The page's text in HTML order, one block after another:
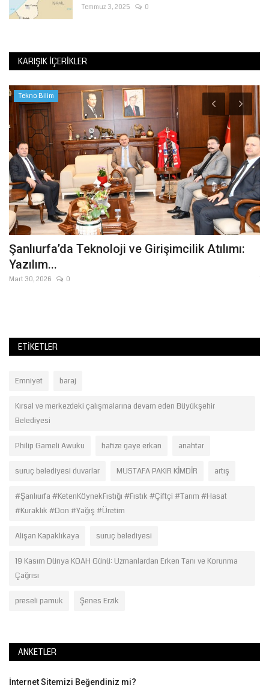
Temmuz 3, 2025 0
KARIŞIK İÇERIKLER
Tekno Bilim
Şanlıurfa’da Teknoloji ve Girişimcilik Atılımı:
Yazılım...
Mart 30, 2026 0
ETIKETLER
Emniyet baraj
Kırsal ve merkezdeki çalışmalarına devam eden Büyükşehir
Belediyesi
Philip Gameli Awuku hafize gaye erkan anahtar
suruç belediyesi duvarlar MUSTAFA PAKIR KİMDİR artış
#Şanlıurfa #KetenKöynekFıstığı #Fıstık #Çiftçi #Tarım #Hasat
#Kuraklık #Don #Yağış #Üretim
Alişan Kapaklıkaya suruç belediyesi
19 Kasım Dünya KOAH Günü: Uzmanlardan Erken Tanı ve Korunma
Çağrısı
preseli pamuk Şenes Erzik
ANKETLER
İnternet Sitemizi Beğendiniz mi?